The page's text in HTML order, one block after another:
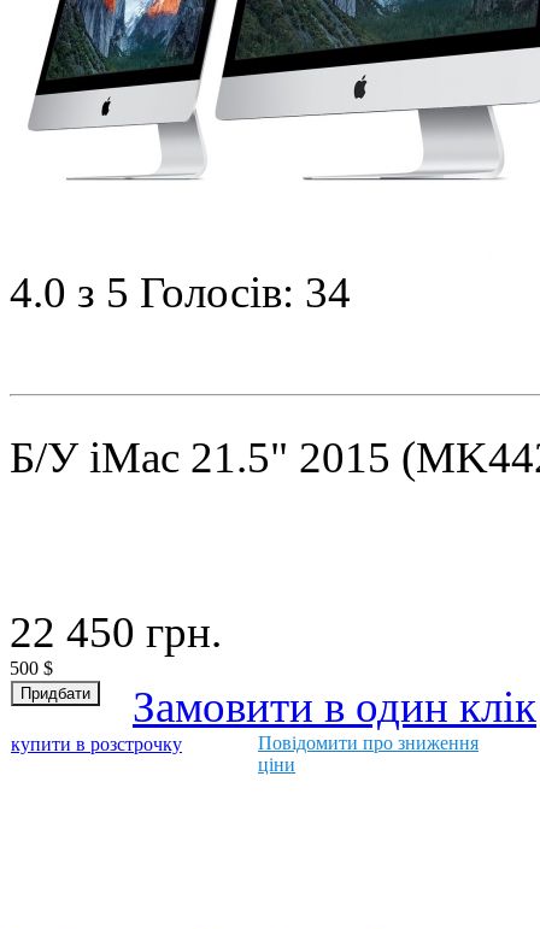
4.0 з 5 Голосів: 34
Б/У iMac 21.5" 2015
22 450 грн.
500 $
Замовити в один клік
купити в розстрочку
Повідомити про зниження
ціни